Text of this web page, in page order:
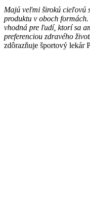
Majú veľmi širokú cieľovú
produktu v oboch
vhodná pre ľudí, ktorí sa
preferenciou zdravého
zdôrazňuje športový lekár